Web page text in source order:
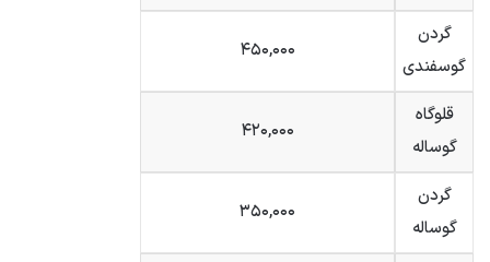
گردن
گوسفندی
۴۵۰,۰۰۰
قلوگاه
گوساله
۴۲۰,۰۰۰
گردن
گوساله
۳۵۰,۰۰۰